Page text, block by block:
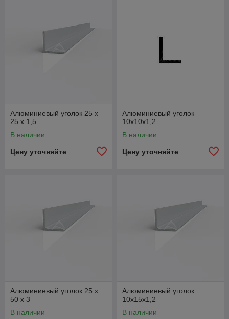
Алюминиевый уголок 25 x
25 x 1,5
В наличии
Цену уточняйте
Алюминиевый уголок
10x10x1,2
В наличии
Цену уточняйте
Алюминиевый уголок 25 x
50 x 3
В наличии
Алюминиевый уголок
10x15x1,2
В наличии